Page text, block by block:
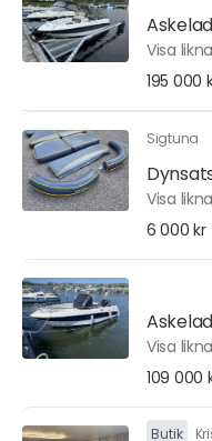
Visa
195 000
Sigtuna
Visa
6 000 kr
Visa
109 000
Butik